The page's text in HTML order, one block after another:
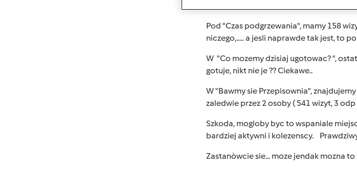
by dodac 2 slowa od siebie??? Zwykle
Pod "Czas podgrzewania", mamy 158
niczego,..... a jesli naprawde tak jest, to
W "Co mozemy dzisiaj ugotowac? ",
gotuje, nikt nie je ?? Ciekawe..
W "Bawmy sie Przepisownia",
zaledwie przez 2 osoby ( 541 wizyt, 3 odp
Szkoda, mogloby byc to wspaniale
bardziej aktywni i kolezenscy.
Zastanòwcie sie... moze jendak mozna